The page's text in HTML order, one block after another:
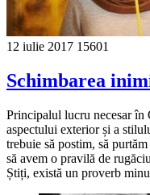
12 iulie 2017 15601
Schimbarea
Principalul lucru necesar în
aspectului exterior și a
trebuie să postim, să
să avem o pravilă de
Știți, există un proverb